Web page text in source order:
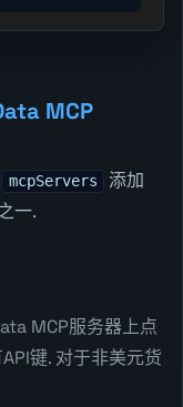
MCP
mcpServers
添加
一.
MCP服务器上点
键. 对于非美元货